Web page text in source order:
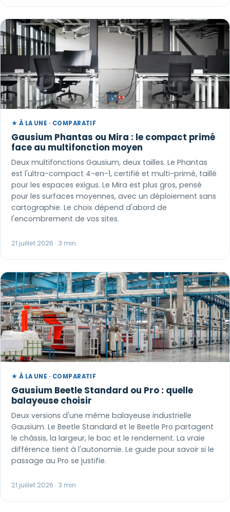
★ À LA UNE · COMPARATIF
Gausium Phantas ou Mira : le compact primé
face au multifonction moyen
Deux multifonctions Gausium, deux tailles. Le Phantas
est l'ultra-compact 4-en-1, certifié et multi-primé, taillé
pour les espaces exigus. Le Mira est plus gros, pensé
pour les surfaces moyennes, avec un déploiement sans
cartographie. Le choix dépend d'abord de
l'encombrement de vos sites.
21 juillet 2026 · 3 min
★ À LA UNE · COMPARATIF
Gausium Beetle Standard ou Pro : quelle
balayeuse choisir
Deux versions d'une même balayeuse industrielle
Gausium. Le Beetle Standard et le Beetle Pro partagent
le châssis, la largeur, le bac et le rendement. La vraie
différence tient à l'autonomie. Le guide pour savoir si le
passage au Pro se justifie.
21 juillet 2026 · 3 min